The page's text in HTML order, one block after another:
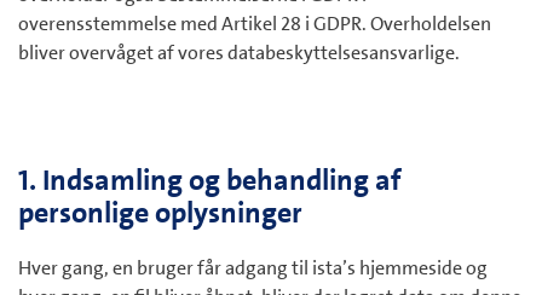
overensstemmelse med Artikel 28 i GDPR. Overholdelsen
bliver overvåget af vores databeskyttelsesansvarlige.
1. Indsamling og behandling af
personlige oplysninger
Hver gang, en bruger får adgang til ista’s hjemmeside og